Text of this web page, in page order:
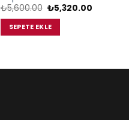
₺5,600.00 Orijinal
fiyat:
₺5,600.00.
₺5,320.00Şu
SEPETE EKLE